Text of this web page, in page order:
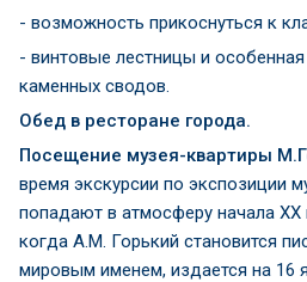
- возможность прикоснуться к
- винтовые лестницы и особенная
каменных сводов.
Обед в ресторане города.
Посещение музея-квартиры
время экскурсии по экспозиции
попадают в атмосферу начала ХХ
когда А.М. Горький становится
мировым именем, издается на 16